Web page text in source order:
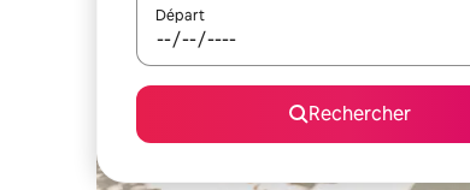
Départ
Rechercher